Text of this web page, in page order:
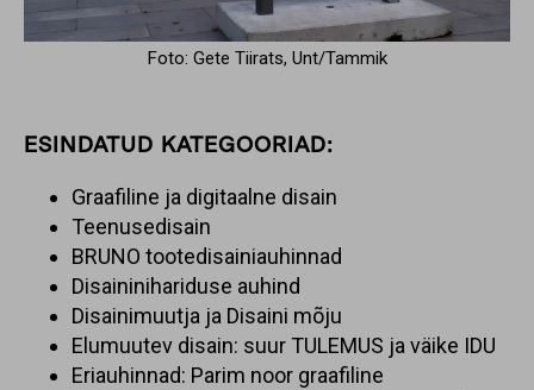
Foto: Gete Tiirats, Unt/Tammik
ESINDATUD KATEGOORIAD:
Graafiline ja digitaalne disain
Teenusedisain
BRUNO tootedisainiauhinnad
Disaininihariduse auhind
Disainimuutja ja Disaini mõju
Elumuutev disain: suur TULEMUS ja väike IDU
Eriauhinnad: Parim noor graafiline